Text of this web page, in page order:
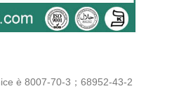
è 8007-70-3；68952-43-2